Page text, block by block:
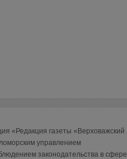
«Редакция газеты «Верховажский
управлением
законодательства в сфере